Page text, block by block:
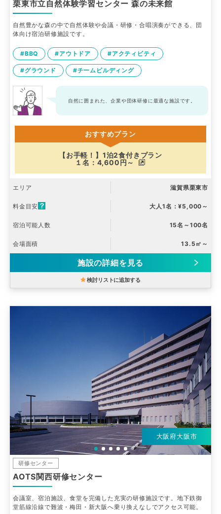
栗東市立自然体験学習センター 森の未来館
自然豊かな森の中で自然体験や会議・研修・合唱演奏ができる、団
体向け宿泊研修施設です。
#BBQ #アウトドア #アクティビティ
#グラウンド #チームビルディング
自然に囲まれた、企業や団体研修に最適な施設です。
おすすめプラン
【お手軽！】1泊2食付きプラン
１名：4,600円～
エリア 滋賀県栗東市
料金目安 大人1名：¥5,000～
宿泊可能人数 15名～100名
会場面積 13.5㎡～
施設の詳細を見る
検討リストに追加する
大阪府大阪市
研修センター
AOTS関西研修センター
会議室、宿泊施設、食堂を完備した充実の研修施設です。地下鉄御
堂筋線沿線で難波・梅田・新大阪へ乗り換えなしでアクセス可能。